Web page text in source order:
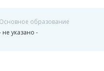
Основное образование
не указано -